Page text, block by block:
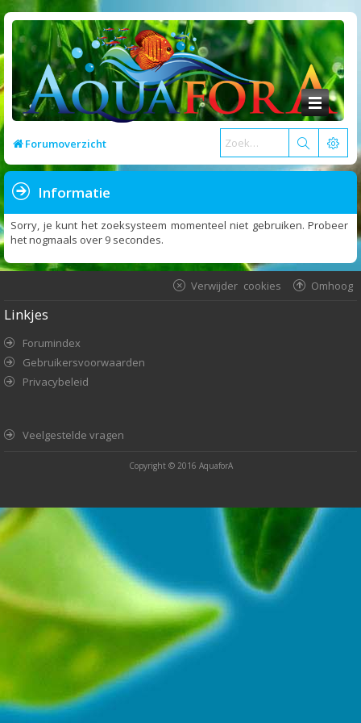
Forumoverzicht
Informatie
Sorry, je kunt het zoeksysteem momenteel niet gebruiken. Probeer
het nogmaals over 9 secondes.
Omhoog
Verwijder cookies
Linkjes
Forumindex
Gebruikersvoorwaarden
Privacybeleid
Veelgestelde vragen
Copyright © 2016 AquaforA